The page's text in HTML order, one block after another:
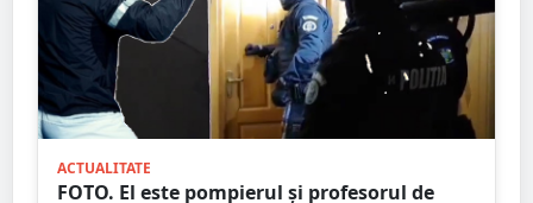
ACTUALITATE
FOTO. El este pompierul și profesorul de